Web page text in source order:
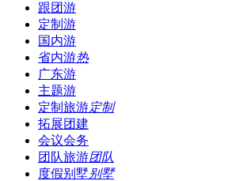
跟团游
定制游
国内游
省内游热
广东游
主题游
定制旅游定制
拓展团建
会议会务
团队旅游团队
度假别墅别墅